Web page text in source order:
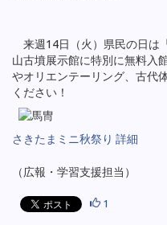
来週14日（火）県民の日は
山古墳展示館に特別に無料入
やオリエンテーリング、古代
ください！
さきたまミニ秋祭り 詳細
（広報・学習支援担当）
1